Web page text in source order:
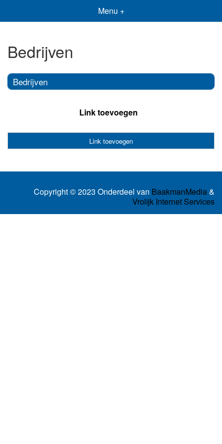
Menu +
Bedrijven
Bedrijven
Link toevoegen
Link toevoegen
Copyright © 2023 Onderdeel van BaakmanMedia&
Vrolijk Internet Services